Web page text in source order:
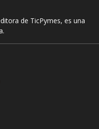
de TicPymes, es una